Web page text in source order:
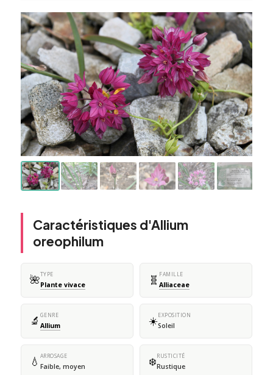
Caractéristiques d'Allium
oreophilum
🌺TYPE
Plante vivace 🧬 FAMILLE
Alliaceae
🔬 GENRE
Allium ☀️EXPOSITION
Soleil
💧 ARROSAGE
Faible, moyen ❄️RUSTICITÉ
Rustique